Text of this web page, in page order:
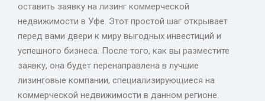
оставить заявку на лизинг коммерческой
недвижимости в Уфе. Этот простой шаг открывает
перед вами двери к миру выгодных инвестиций и
успешного бизнеса. После того, как вы разместите
заявку, она будет перенаправлена в лучшие
лизинговые компании, специализирующиеся на
коммерческой недвижимости в данном регионе.